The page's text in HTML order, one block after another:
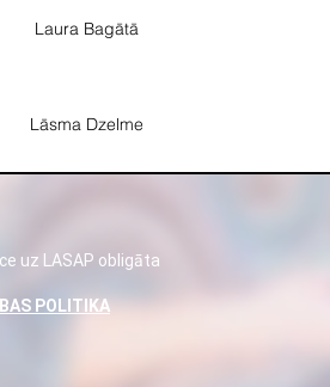
Laura Bagātā
Lāsma Dzelme
uz LASAP obligāta
POLITIKA